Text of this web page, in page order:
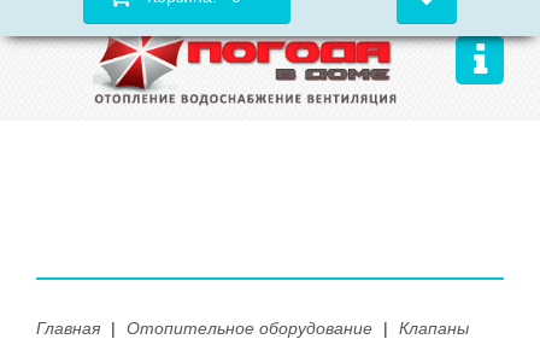
Главная | Отопительное оборудование |
Клапаны